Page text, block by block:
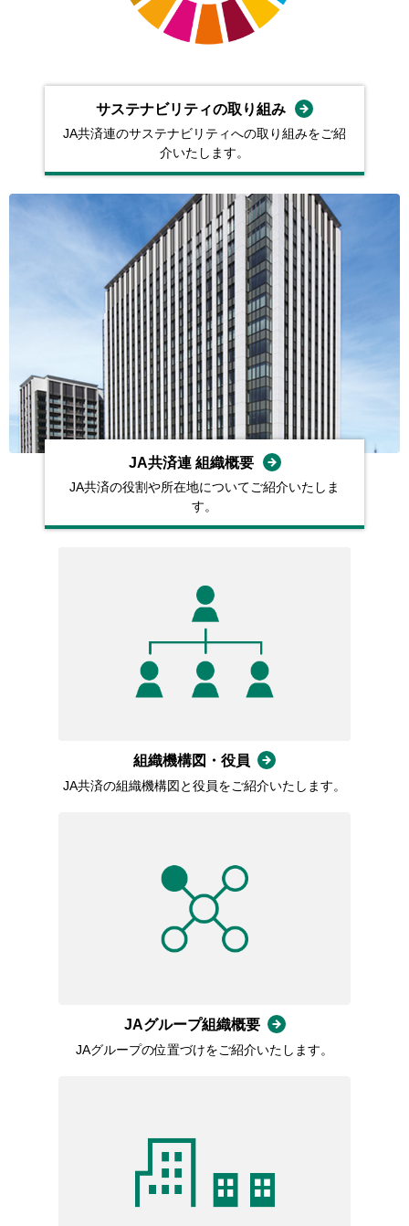
サステナビリティの取り組み
JA共済連のサステナビリティへの取り組みをご紹
介いたします。
JA共済連 組織概要
JA共済の役割や所在地についてご紹介いたしま
す。
組織機構図・役員
JA共済の組織機構図と役員をご紹介いたします。
JAグループ組織概要
JAグループの位置づけをご紹介いたします。